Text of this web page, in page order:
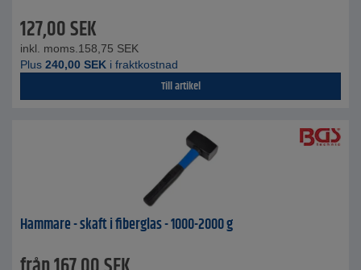
127,00SEK
inkl. moms. 158,75 SEK
Plus 240,00 SEK i fraktkostnad
Till artikel
Hammare - skaft i fiberglas - 1000-2000 g